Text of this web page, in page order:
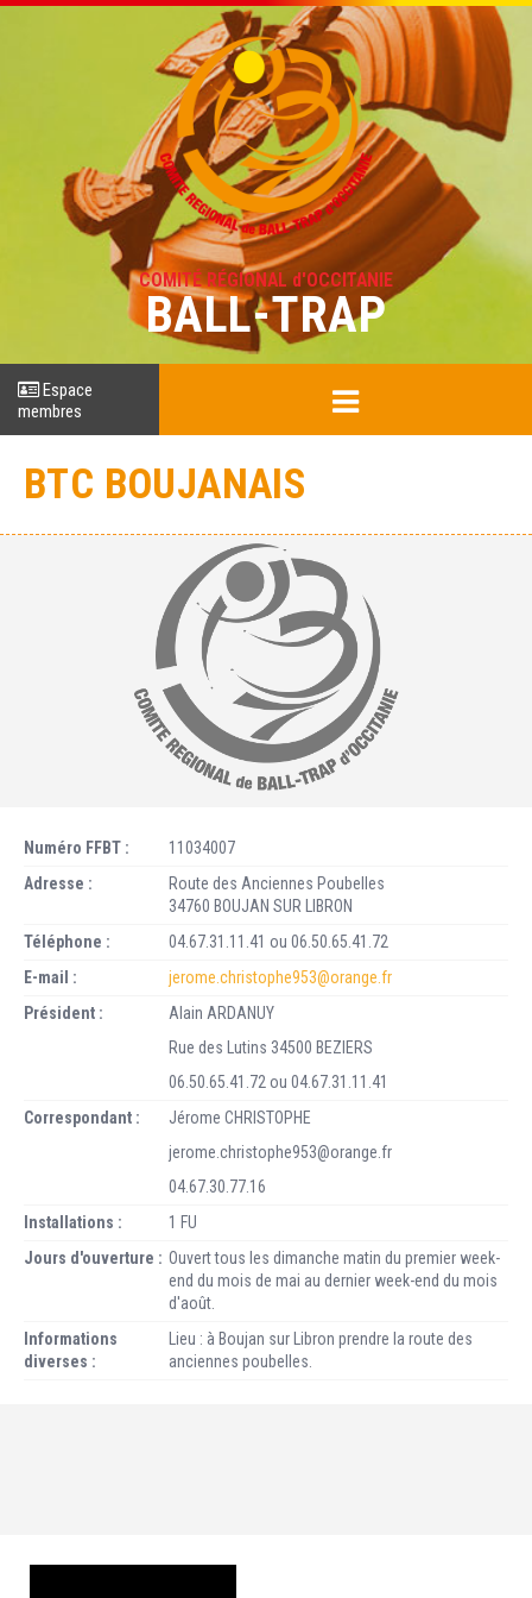
COMITÉ RÉGIONAL d'OCCITANIE
BALL-TRAP
Espace
membres
BTC BOUJANAIS
Numéro FFBT :
11034007
Adresse :
Route des Anciennes Poubelles
34760 BOUJAN SUR LIBRON
Téléphone :
04.67.31.11.41 ou 06.50.65.41.72
E-mail :
jerome.christophe953@orange.fr
Président :
Alain ARDANUY
Rue des Lutins 34500 BEZIERS
06.50.65.41.72 ou 04.67.31.11.41
Correspondant :
Jérome CHRISTOPHE
jerome.christophe953@orange.fr
04.67.30.77.16
Installations :
1 FU
Jours d'ouverture : Ouvert tous les dimanche matin du premier week-
end du mois de mai au dernier week-end du mois
d'août.
Informations
diverses :
Lieu : à Boujan sur Libron prendre la route des
anciennes poubelles.